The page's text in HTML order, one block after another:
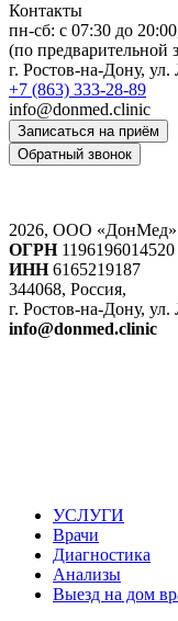
Контакты
пн-сб: c 07:30 до
(по предварительной
г. Ростов-на-Дону, ул.
+7 (863) 333-28-89
info@donmed.clinic
Записаться на приём
Обратный звонок
2026, ООО «ДонМед»
ОГРН1196196014520
ИНН6165219187
344068, Россия,
г. Ростов-на-Дону,
info@donmed.clinic
УСЛУГИ
Врачи
Диагностика
Анализы
Выезд на дом